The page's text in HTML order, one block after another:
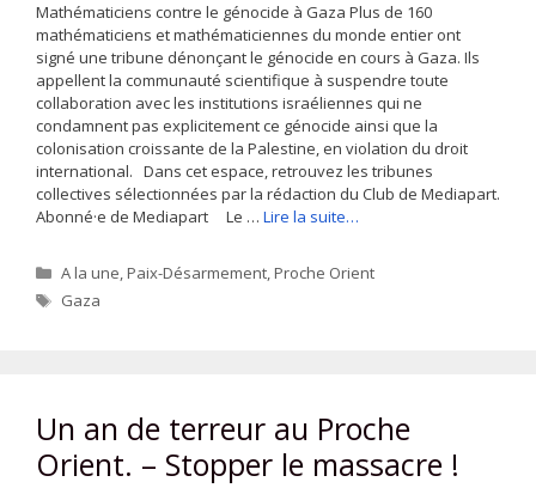
Mathématiciens contre le génocide à Gaza Plus de 160
mathématiciens et mathématiciennes du monde entier ont
signé une tribune dénonçant le génocide en cours à Gaza. Ils
appellent la communauté scientifique à suspendre toute
collaboration avec les institutions israéliennes qui ne
condamnent pas explicitement ce génocide ainsi que la
colonisation croissante de la Palestine, en violation du droit
international. Dans cet espace, retrouvez les tribunes
collectives sélectionnées par la rédaction du Club de Mediapart.
Abonné·e de Mediapart Le … Lire la suite…
Catégories
A la une,Paix-Désarmement,Proche Orient
Étiquettes
Gaza
Un an de terreur au Proche
Orient. – Stopper le massacre !